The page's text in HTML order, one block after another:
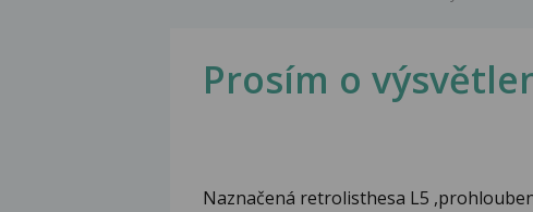
Prosím o
Naznačená retrolisthesa L5